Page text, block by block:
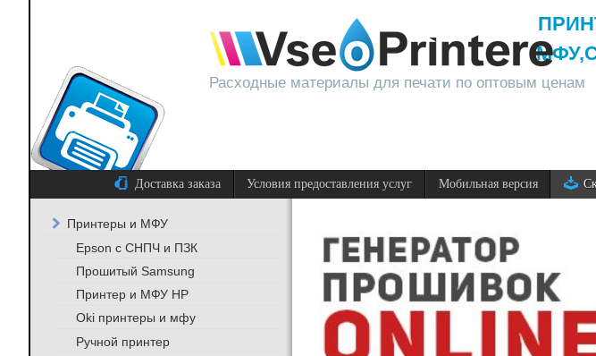
Расходные материалы для печати по оптовым ценам
МФУ,
Доставка заказа Условия предоставления услуг Мобильная версия
Принтеры и МФУ
Epson с СНПЧ и ПЗК
Прошитый Samsung
Принтер и МФУ HP
Oki принтеры и мфу
Ручной принтер